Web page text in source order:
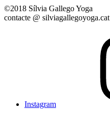
©2018 Sílvia Gallego Yoga
contacte @ silviagallegoyoga.cat
Instagram